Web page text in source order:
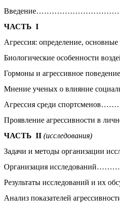
ЧАСТЬ I
Агрессия: определение,
Биологические
Гормоны и
Мнение ученых о влияние
Агрессия среди
Проявление
ЧАСТЬ II (исследования)
Задачи и методы
Организация
Результаты
Анализ показателей